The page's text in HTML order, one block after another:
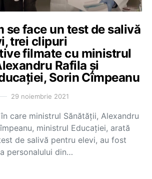
se face un test de salivă
trei clipuri
filmate cu ministrul
Rafila și
Sorin Cîmpeanu
29 noiembrie 2021
care ministrul Sănătății, Alexandru
ministrul Educației, arată
de salivă pentru elevi, au fost
personalului din…